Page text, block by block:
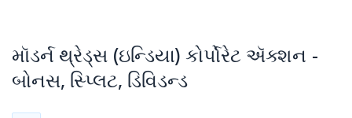
મૉડર્ન થ્રેડ્સ (ઇન્ડિયા) કોર્પોરેટ ઍક્શન -
બોનસ, સ્પ્લિટ, ડિવિડન્ડ